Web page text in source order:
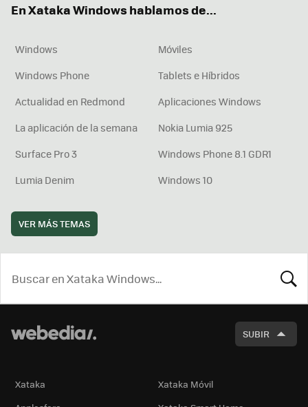
En Xataka Windows hablamos de...
Windows
Móviles
Windows Phone
Tablets e Híbridos
Actualidad en Redmond
Aplicaciones Windows
La aplicación de la semana
Nokia Lumia 925
Surface Pro 3
Windows Phone 8.1 GDR1
Lumia Denim
Windows 10
VER MÁS TEMAS
SUBIR
Xataka
Xataka Móvil